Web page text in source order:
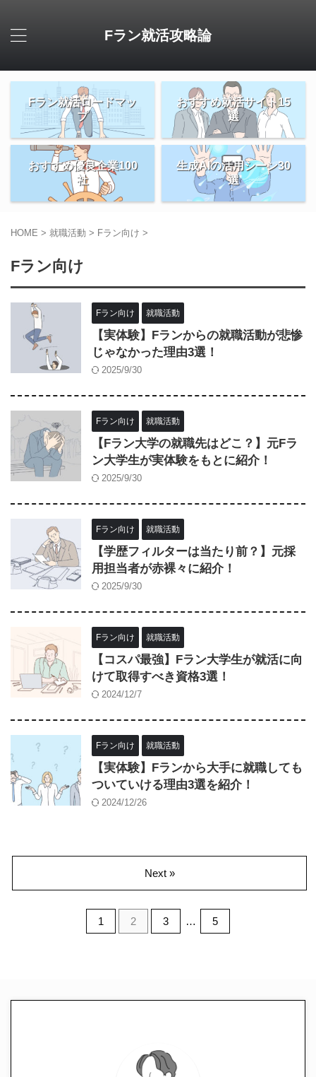
Fラン就活攻略論
Fラン就活ロードマッ
プ
おすすめ就活サイト15
選
おすすめ優良企業100
社
生成AIの活用シーン30
選
HOME > 就職活動 > Fラン向け >
Fラン向け
Fラン向け 就職活動
【実体験】Fランからの就職活動が悲惨
じゃなかった理由3選！
2025/9/30
Fラン向け 就職活動
【Fラン大学の就職先はどこ？】元Fラ
ン大学生が実体験をもとに紹介！
2025/9/30
Fラン向け 就職活動
【学歴フィルターは当たり前？】元採
用担当者が赤裸々に紹介！
2025/9/30
Fラン向け 就職活動
【コスパ最強】Fラン大学生が就活に向
けて取得すべき資格3選！
2024/12/7
Fラン向け 就職活動
【実体験】Fランから大手に就職しても
ついていける理由3選を紹介！
2024/12/26
1 2 3 … 5
Next »